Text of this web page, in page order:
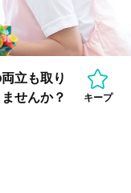
立も取り
せんか？
キープ